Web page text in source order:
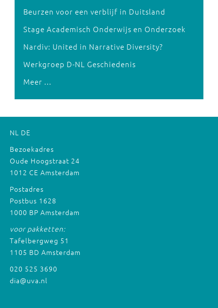
Beurzen voor een verblijf in Duitsland
Stage Academisch Onderwijs en Onderzoek
Nardiv: United in Narrative Diversity?
Werkgroep D-NL Geschiedenis
Meer ...
NL DE
Bezoekadres
Oude Hoogstraat 24
1012 CE Amsterdam
Postadres
Postbus 1628
1000 BP Amsterdam
voor pakketten:
Tafelbergweg 51
1105 BD Amsterdam
020 525 3690
dia@uva.nl